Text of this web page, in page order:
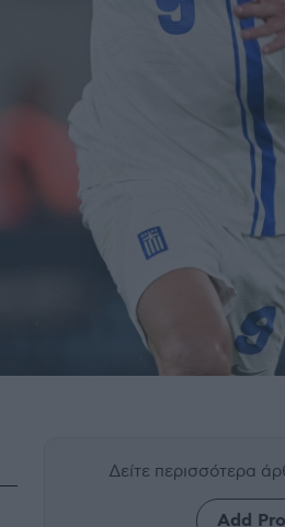
Δείτε περισσότερα
Add